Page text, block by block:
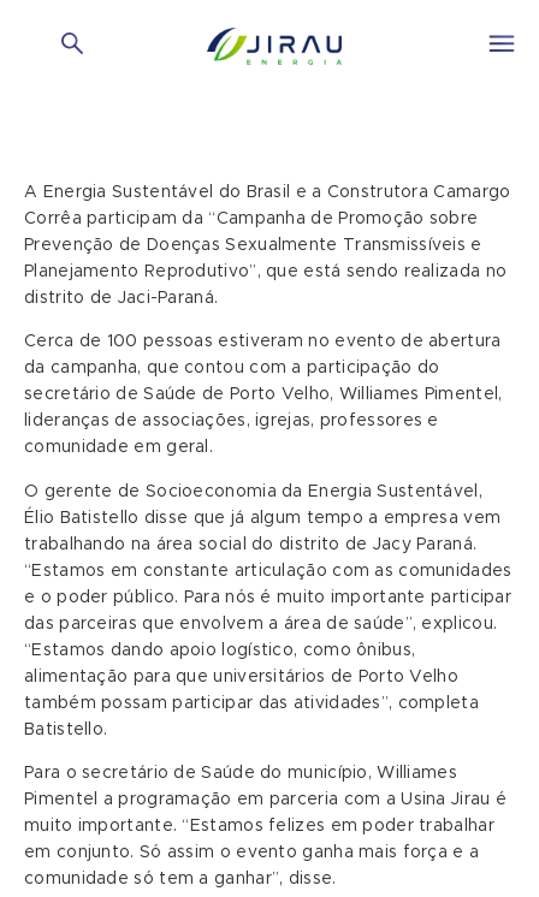
A Energia Sustentável do Brasil e a Construtora Camargo
Corrêa participam da “Campanha de Promoção sobre
Prevenção de Doenças Sexualmente Transmissíveis e
Planejamento Reprodutivo”, que está sendo realizada no
distrito de Jaci-Paraná.
Cerca de 100 pessoas estiveram no evento de abertura
da campanha, que contou com a participação do
secretário de Saúde de Porto Velho, Williames Pimentel,
lideranças de associações, igrejas, professores e
comunidade em geral.
O gerente de Socioeconomia da Energia Sustentável,
Élio Batistello disse que já algum tempo a empresa vem
trabalhando na área social do distrito de Jacy Paraná.
“Estamos em constante articulação com as comunidades
e o poder público. Para nós é muito importante participar
das parceiras que envolvem a área de saúde”, explicou.
“Estamos dando apoio logístico, como ônibus,
alimentação para que universitários de Porto Velho
também possam participar das atividades”, completa
Batistello.
Para o secretário de Saúde do município, Williames
Pimentel a programação em parceria com a Usina Jirau é
muito importante. “Estamos felizes em poder trabalhar
em conjunto. Só assim o evento ganha mais força e a
comunidade só tem a ganhar”, disse.